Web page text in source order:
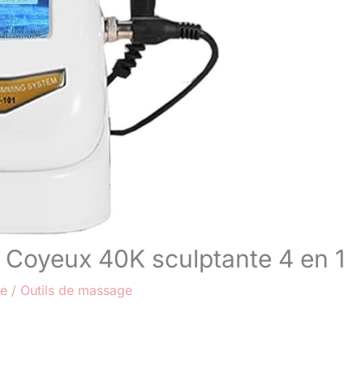
40K sculptante 4 en 1
/ Outils de massage